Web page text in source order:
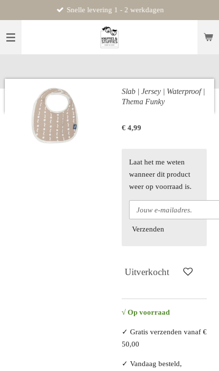
direct
naar
Snelle levering 1 - 2 werkdagen
Slab | Jersey | Waterproof |
Thema Funky
€ 4,99
Laat het me weten
wanneer dit product
weer op voorraad is.
Verzenden
Uitverkocht
√ Op voorraad
✓ Gratis verzenden vanaf €
50,00
✓ Vandaag besteld,